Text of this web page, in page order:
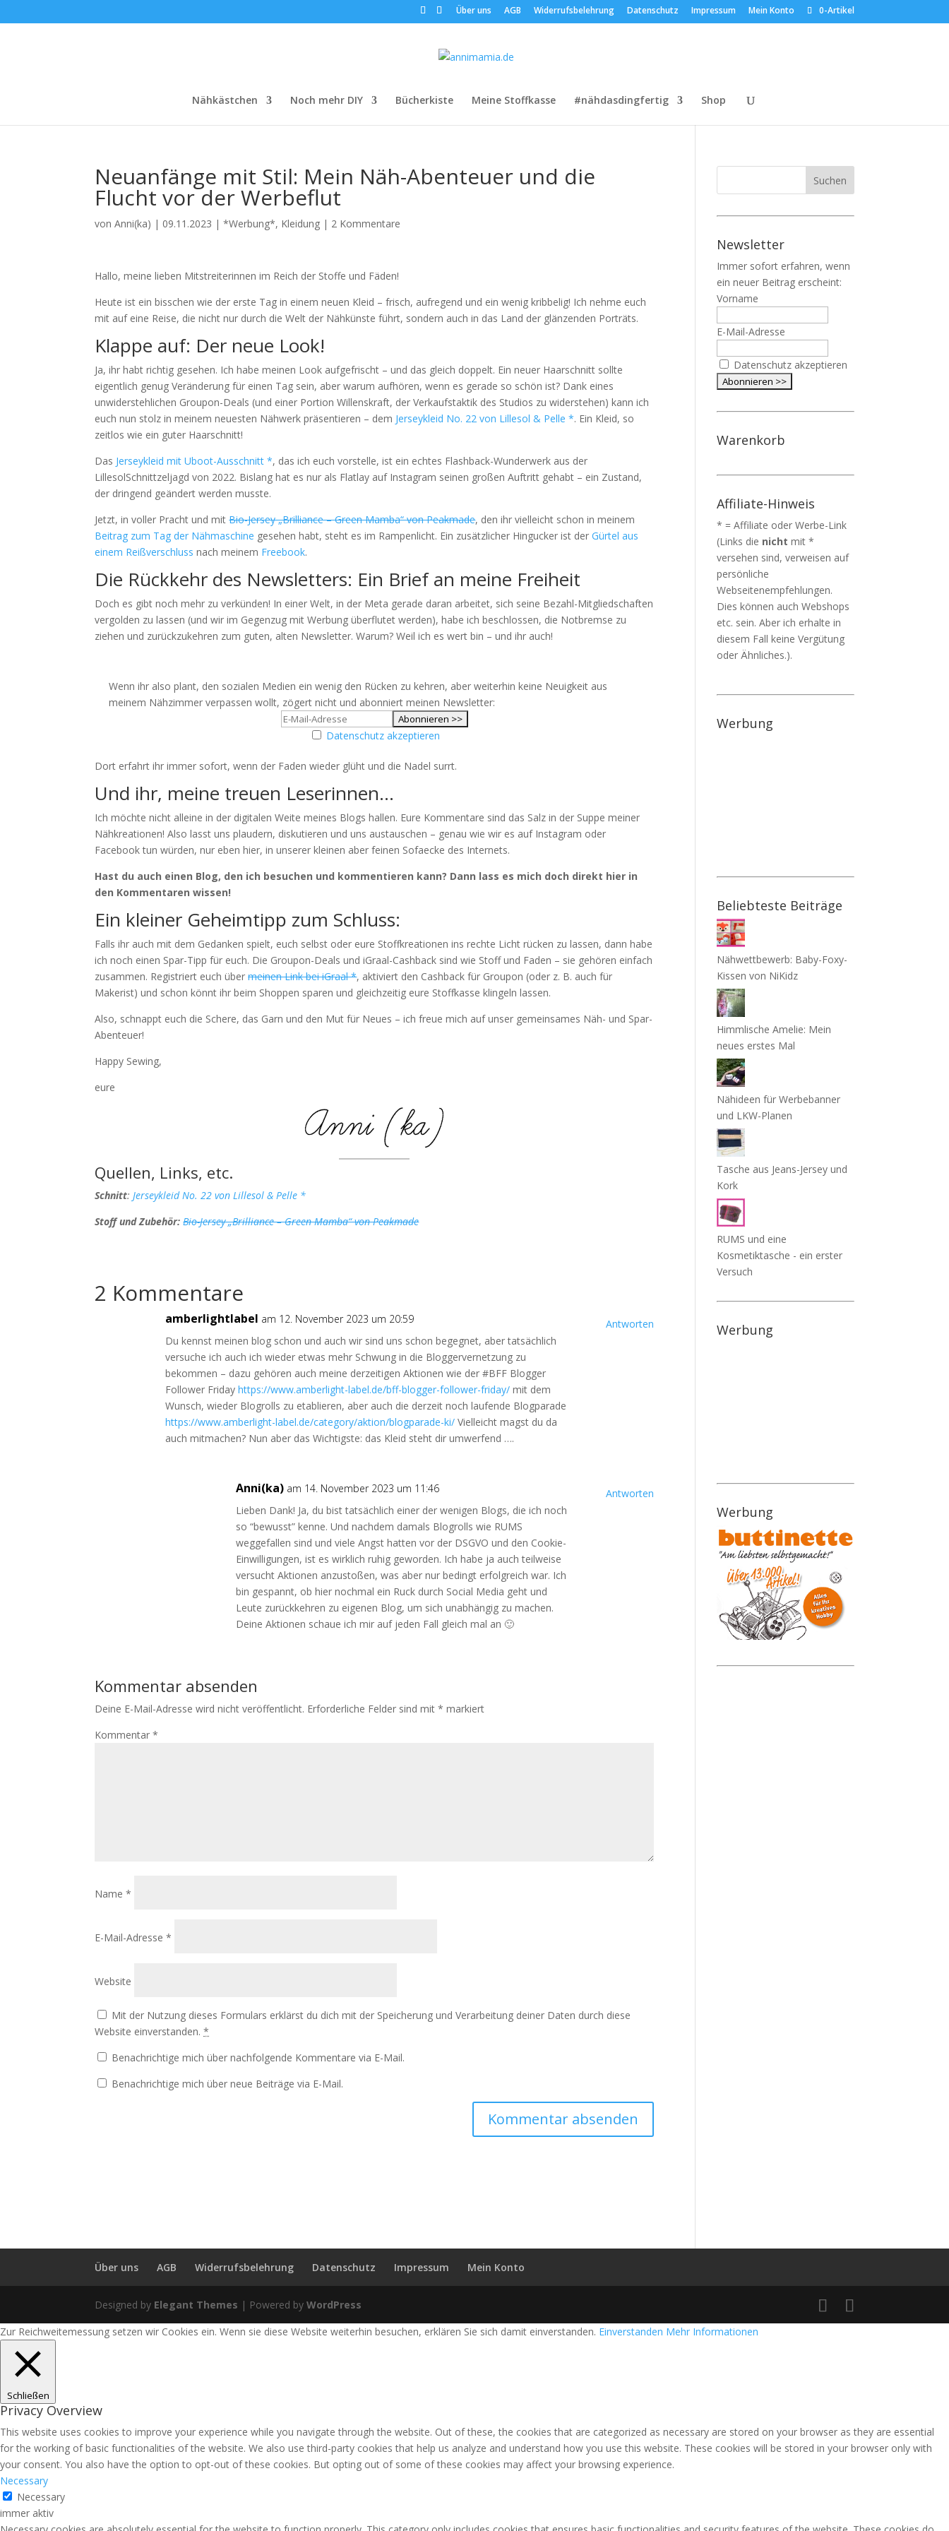
Über uns AGB Widerrufsbelehrung Datenschutz Impressum Mein Konto 0-Artikel
Nähkästchen Noch mehr DIY Bücherkiste Meine Stoffkasse #nähdasdingfertig Shop
Neuanfänge mit Stil: Mein Näh-Abenteuer und die
Flucht vor der Werbeflut
vonAnni(ka) | 09.11.2023 |*Werbung*, Kleidung | 2 Kommentare
Hallo, meine lieben Mitstreiterinnen im Reich der Stoffe und Fäden!
Heute ist ein bisschen wie der erste Tag in einem neuen Kleid – frisch, aufregend und ein wenig kribbelig! Ich nehme euch
mit auf eine Reise, die nicht nur durch die Welt der Nähkünste führt, sondern auch in das Land der glänzenden Porträts.
Klappe auf: Der neue Look!
Ja, ihr habt richtig gesehen. Ich habe meinen Look aufgefrischt – und das gleich doppelt. Ein neuer Haarschnitt sollte
eigentlich genug Veränderung für einen Tag sein, aber warum aufhören, wenn es gerade so schön ist? Dank eines
unwiderstehlichen Groupon-Deals (und einer Portion Willenskraft, der Verkaufstaktik des Studios zu widerstehen) kann ich
euch nun stolz in meinem neuesten Nähwerk präsentieren – dem Jerseykleid No. 22 von Lillesol & Pelle *. Ein Kleid, so
zeitlos wie ein guter Haarschnitt!
Das Jerseykleid mit Uboot-Ausschnitt *, das ich euch vorstelle, ist ein echtes Flashback-Wunderwerk aus der
LillesolSchnittzeljagd von 2022. Bislang hat es nur als Flatlay auf Instagram seinen großen Auftritt gehabt – ein Zustand,
der dringend geändert werden musste.
Jetzt, in voller Pracht und mitBio-Jersey „Brilliance – Green Mamba“ von Peakmade, den ihr vielleicht schon in meinem
Beitrag zum Tag der Nähmaschine gesehen habt, steht es im Rampenlicht. Ein zusätzlicher Hingucker ist derGürtel aus
einem Reißverschluss nach meinem Freebook.
Die Rückkehr des Newsletters: Ein Brief an meine Freiheit
Doch es gibt noch mehr zu verkünden! In einer Welt, in der Meta gerade daran arbeitet, sich seine Bezahl-Mitgliedschaften
vergolden zu lassen (und wir im Gegenzug mit Werbung überflutet werden), habe ich beschlossen, die Notbremse zu
ziehen und zurückzukehren zum guten, alten Newsletter. Warum? Weil ich es wert bin – und ihr auch!
Wenn ihr also plant, den sozialen Medien ein wenig den Rücken zu kehren, aber weiterhin keine Neuigkeit aus
meinem Nähzimmer verpassen wollt, zögert nicht und abonniert meinen Newsletter:
Datenschutz akzeptieren
Dort erfahrt ihr immer sofort, wenn der Faden wieder glüht und die Nadel surrt.
Und ihr, meine treuen Leserinnen…
Ich möchte nicht alleine in der digitalen Weite meines Blogs hallen. Eure Kommentare sind das Salz in der Suppe meiner
Nähkreationen! Also lasst uns plaudern, diskutieren und uns austauschen – genau wie wir es auf Instagram oder
Facebook tun würden, nur eben hier, in unserer kleinen aber feinen Sofaecke des Internets.
Hast du auch einen Blog, den ich besuchen und kommentieren kann? Dann lass es mich doch direkt hier in
den Kommentaren wissen!
Ein kleiner Geheimtipp zum Schluss:
Falls ihr auch mit dem Gedanken spielt, euch selbst oder eure Stoffkreationen ins rechte Licht rücken zu lassen, dann habe
ich noch einen Spar-Tipp für euch. Die Groupon-Deals und iGraal-Cashback sind wie Stoff und Faden – sie gehören einfach
zusammen. Registriert euch übermeinen Link bei iGraal *, aktiviert den Cashback für Groupon (oder z. B. auch für
Makerist) und schon könnt ihr beim Shoppen sparen und gleichzeitig eure Stoffkasse klingeln lassen.
Also, schnappt euch die Schere, das Garn und den Mut für Neues – ich freue mich auf unser gemeinsames Näh- und Spar-
Abenteuer!
Happy Sewing,
eure
Quellen, Links, etc.
Schnitt:Jerseykleid No. 22 von Lillesol & Pelle *
Stoff und Zubehör: Bio-Jersey „Brilliance – Green Mamba“ von Peakmade
2 Kommentare
amberlightlabel am 12. November 2023 um 20:59
Du kennst meinen blog schon und auch wir sind uns schon begegnet, aber tatsächlich
versuche ich auch ich wieder etwas mehr Schwung in die Bloggervernetzung zu
bekommen – dazu gehören auch meine derzeitigen Aktionen wie der #BFF Blogger
Follower Fridayhttps://www.amberlight-label.de/bff-blogger-follower-friday/ mit dem
Wunsch, wieder Blogrolls zu etablieren, aber auch die derzeit noch laufende Blogparade
https://www.amberlight-label.de/category/aktion/blogparade-ki/ Vielleicht magst du da
auch mitmachen? Nun aber das Wichtigste: das Kleid steht dir umwerfend ….
Antworten
Anni(ka) am 14. November 2023 um 11:46
Lieben Dank! Ja, du bist tatsächlich einer der wenigen Blogs, die ich noch
so “bewusst” kenne. Und nachdem damals Blogrolls wie RUMS
weggefallen sind und viele Angst hatten vor der DSGVO und den Cookie-
Einwilligungen, ist es wirklich ruhig geworden. Ich habe ja auch teilweise
versucht Aktionen anzustoßen, was aber nur bedingt erfolgreich war. Ich
bin gespannt, ob hier nochmal ein Ruck durch Social Media geht und
Leute zurückkehren zu eigenen Blog, um sich unabhängig zu machen.
Deine Aktionen schaue ich mir auf jeden Fall gleich mal an 🙂
Antworten
Kommentar absenden
Deine E-Mail-Adresse wird nicht veröffentlicht. Erforderliche Felder sind mit* markiert
Kommentar*
Name*
E-Mail-Adresse*
Website
Mit der Nutzung dieses Formulars erklärst du dich mit der Speicherung und Verarbeitung deiner Daten durch diese
Website einverstanden.*
Benachrichtige mich über nachfolgende Kommentare via E-Mail.
Benachrichtige mich über neue Beiträge via E-Mail.
Newsletter
Immer sofort erfahren, wenn
ein neuer Beitrag erscheint:
Vorname
E-Mail-Adresse
Datenschutz akzeptieren
Warenkorb
Affiliate-Hinweis
* = Affiliate oder Werbe-Link
(Links die nichtmit *
versehen sind, verweisen auf
persönliche
Webseitenempfehlungen.
Dies können auch Webshops
etc. sein. Aber ich erhalte in
diesem Fall keine Vergütung
oder Ähnliches.).
Werbung
Beliebteste Beiträge
Nähwettbewerb: Baby-Foxy-
Kissen von NiKidz
Himmlische Amelie: Mein
neues erstes Mal
Nähideen für Werbebanner
und LKW-Planen
Tasche aus Jeans-Jersey und
Kork
RUMS und eine
Kosmetiktasche - ein erster
Versuch
Werbung
Werbung
Über uns AGB Widerrufsbelehrung Datenschutz Impressum Mein Konto
Designed by Elegant Themes | Powered byWordPress
Zur Reichweitemessung setzen wir Cookies ein. Wenn sie diese Website weiterhin besuchen, erklären Sie sich damit einverstanden. Einverstanden Mehr Informationen
Schließen
Privacy Overview
This website uses cookies to improve your experience while you navigate through the website. Out of these, the cookies that are categorized as necessary are stored on your browser as they are essential
for the working of basic functionalities of the website. We also use third-party cookies that help us analyze and understand how you use this website. These cookies will be stored in your browser only with
your consent. You also have the option to opt-out of these cookies. But opting out of some of these cookies may affect your browsing experience.
Necessary
Necessary
immer aktiv